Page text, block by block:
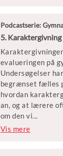
ligeværdig dialog?
Gæsterne i dag er
der bl.a. har
om elever af
og Ove
emeritus og
Universitet og
Podcastserie:
5.
evalueringen på
Undersøgelser
begrænset fælles
hvordan
an, og at lærere
om den vi...
gtige opgave.
Vis mere